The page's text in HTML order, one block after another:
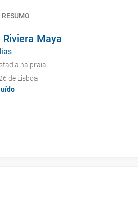
RESUMO
Maya
na praia
de Lisboa